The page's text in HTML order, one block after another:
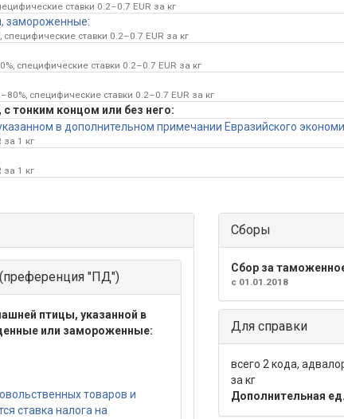
ставки 0.2–0.7 EUR за кг
замороженные:
ставки 0.2–0.7 EUR за кг
специфические ставки 0.2–0.7 EUR за кг
специфические ставки 0.2–0.7 EUR за кг
тонким концом или без него:
в дополнительном примечании Евразийского
за 1 кг
за 1 кг
"ПД")
птицы, указанной в
или замороженные:
товаров и
ставка налога на
Сборы
Сбор за
с 01.01.2018
Для справки
всего 2 кода,
за кг
Дополнительная